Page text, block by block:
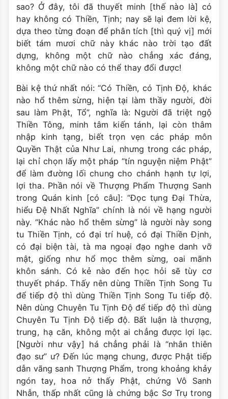
sao? Ở đây, tôi đã thuyết minh [thế nào là] có
hay không có Thiền, Tịnh; nay sẽ lại đem lời kệ,
dựa theo từng đoạn để phân tích [thì quý vị] mới
biết tám mươi chữ này khác nào trời tạo đất
dựng, không một chữ nào chẳng xác đáng,
không một chữ nào có thể thay đổi được!
Bài kệ thứ nhất nói: “Có Thiền, có Tịnh Ðộ, khác
nào hổ thêm sừng, hiện tại làm thầy người, đời
sau làm Phật, Tổ”, nghĩa là: Người đã triệt ngộ
Thiền Tông, minh tâm kiến tánh, lại còn thâm
nhập kinh tạng, biết trọn vẹn các pháp môn
Quyền Thật của Như Lai, nhưng trong các pháp,
lại chỉ chọn lấy một pháp “tín nguyện niệm Phật”
để làm đường lối chung cho chánh hạnh tự lợi,
lợi tha. Phần nói về Thượng Phẩm Thượng Sanh
trong Quán kinh [có câu]: “Ðọc tụng Ðại Thừa,
hiểu Ðệ Nhất Nghĩa” chính là nói về hạng người
này. “Khác nào hổ thêm sừng” là người này song
tu Thiền Tịnh, có đại trí huệ, có đại Thiền Ðịnh,
có đại biện tài, tà ma ngoại đạo nghe danh vỡ
mật, giống như hổ mọc thêm sừng, oai mãnh
khôn sánh. Có kẻ nào đến học hỏi sẽ tùy cơ
thuyết pháp. Thấy nên dùng Thiền Tịnh Song Tu
để tiếp độ thì dùng Thiền Tịnh Song Tu tiếp độ.
Nên dùng Chuyên Tu Tịnh Ðộ để tiếp độ thì dùng
Chuyên Tu Tịnh Ðộ tiếp độ. Bất luận là thượng,
trung, hạ căn, không một ai chẳng được lợi lạc.
[Người như vậy] há chẳng phải là “nhân thiên
đạo sư” ư? Ðến lúc mạng chung, được Phật tiếp
dẫn vãng sanh Thượng Phẩm, trong khoảng khảy
ngón tay, hoa nở thấy Phật, chứng Vô Sanh
Nhẫn, thấp nhất cũng là chứng bậc Sơ Trụ trong